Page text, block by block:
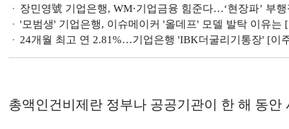
장민영號 기업은행, WM·기업금융 힘준다…‘현장파’ 부
'모범생' 기업은행, 이슈메이커 '올데프' 모델 발탁 이유는
24개월 최고 연 2.81%…기업은행 'IBK더굴리기통장' [이
총액인건비제란 정부나 공공기관이 한 해 동